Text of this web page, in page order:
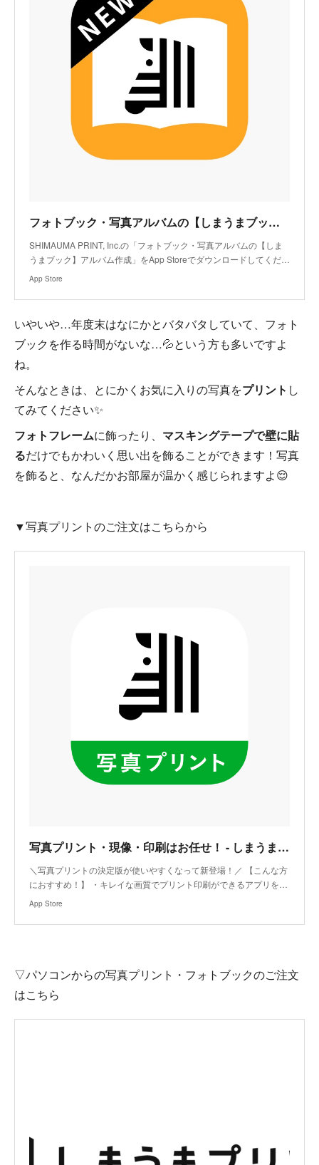
フォトブック・写真アルバムの【しまうまブック】アルバム作成アプリ - App Store
SHIMAUMA PRINT, Inc.の「フォトブック・写真アルバムの【しま
うまブック】アルバム作成」をApp Storeでダウンロードしてくだ…
App Store
いやいや…年度末はなにかとバタバタしていて、フォト
ブックを作る時間がないな…💦という方も多いですよ
ね。
そんなときは、とにかくお気に入りの写真をプリント し
てみてください✨
フォトフレームに飾ったり、 マスキングテープで壁に貼
るだけでもかわいく思い出を飾ることができます！写真
を飾ると、なんだかお部屋が温かく感じられますよ😌
▼写真プリントのご注文はこちらから
‎写真プリント・現像・印刷はお任せ！ - しまうまプリント
‎＼写真プリントの決定版が使いやすくなって新登場！／ 【こんな方
におすすめ！】 ・キレイな画質でプリント印刷ができるアプリを…
App Store
▽パソコンからの写真プリント・フォトブックのご注文
はこちら